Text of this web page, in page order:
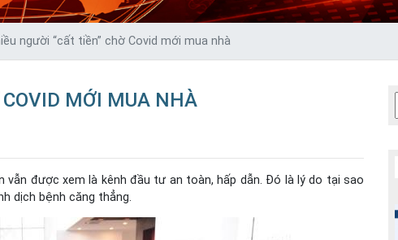
người “cất tiền” chờ Covid mới mua nhà
COVID MỚI MUA NHÀ
được xem là kênh đầu tư an toàn, hấp dẫn. Đó là lý do tại sao
dịch bệnh căng thẳng.